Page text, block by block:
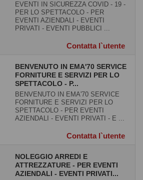
EVENTI IN SICUREZZA COVID - 19 -
PER LO SPETTACOLO - PER
EVENTI AZIENDALI - EVENTI
PRIVATI - EVENTI PUBBLICI ...
Contatta l`utente
BENVENUTO IN EMA'70 SERVICE
FORNITURE E SERVIZI PER LO
SPETTACOLO - P...
BENVENUTO IN EMA'70 SERVICE
FORNITURE E SERVIZI PER LO
SPETTACOLO - PER EVENTI
AZIENDALI - EVENTI PRIVATI - E ...
Contatta l`utente
NOLEGGIO ARREDI E
ATTREZZATURE - PER EVENTI
AZIENDALI - EVENTI PRIVATI...